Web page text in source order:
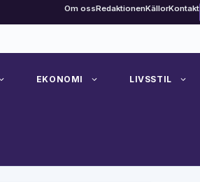
Om ossRedaktionenKällorKontakt
EKONOMI LIVSSTIL